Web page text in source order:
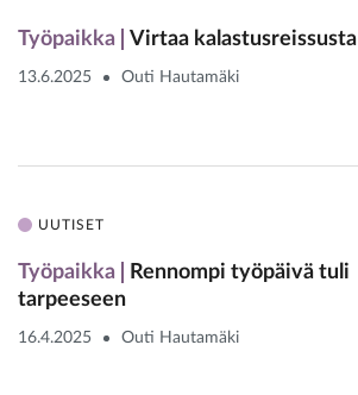
Työpaikka Virtaa kalastusreissusta
13.6.2025 Outi Hautamäki
UUTISET
Työpaikka
Rennompi työpäivä tuli
tarpeeseen
16.4.2025 Outi Hautamäki